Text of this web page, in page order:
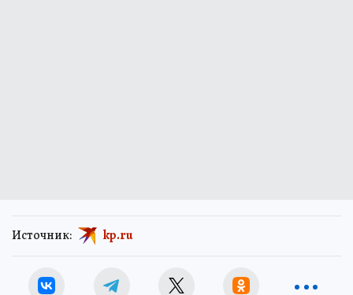
Источник: kp.ru